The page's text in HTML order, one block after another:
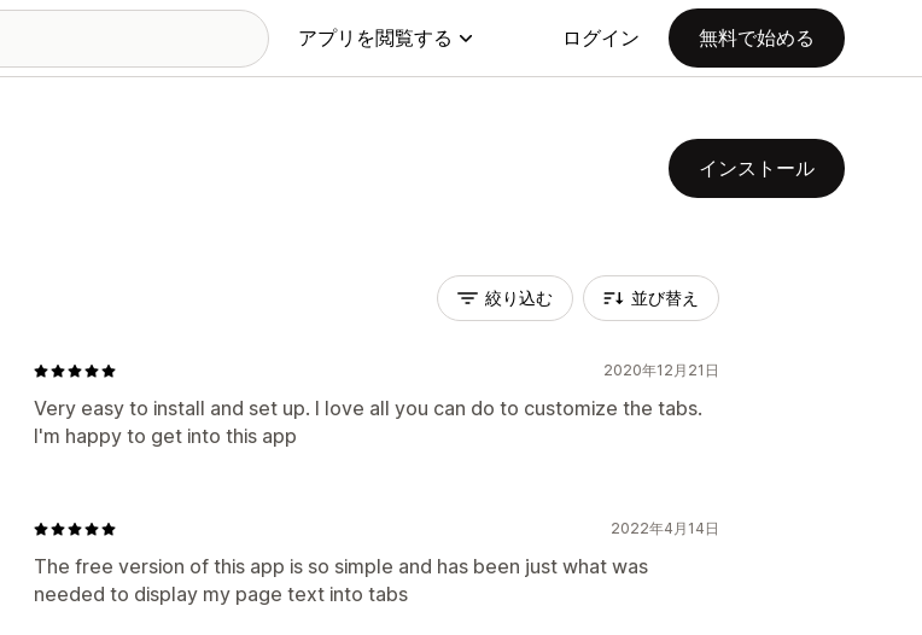
アプリを閲覧する ログイン 無料で始める
インストール
絞り込む 並び替え
2020年12月21日
Very easy to install and set up. I love all you can do to customize the tabs.
I'm happy to get into this app
2022年4月14日
The free version of this app is so simple and has been just what was
needed to display my page text into tabs